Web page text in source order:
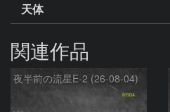
天体
関連作品
夜半前の流星E-2 (26-08-04)